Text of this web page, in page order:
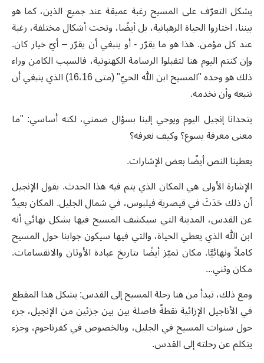
يشكل التعرّف على المسيح رغبة عميقة عند جميع الذين، كما هو
بيننا، اختاروا الحياة الرهبانية، بل أيضًا، وتحت أشكال مختلفة، رغبة
عند كل مؤمن. هذا هو ما يقرّر - أو ينبغي أن يقرّر – أيّ خيار كان.
وإن كنتم اليوم هنا لتقبلوا الرسامة الكهنوتية، فالسبب الكامن وراء
ذلك هو وحده "المسيح ابن الله الحيّ" (متى16،16) الذي ينبغي أن
نتبعه وأن نخدمه.
يتحدانا إنجيل اليوم ويوحي إلينا بسؤال ضمني، لكنه أساسي: "ما
معنى معرفة يسوع؟ وكيف نعرفه؟
يعطينا النص أيضًا بعض الإشارات.
الإشارة الأولى هي المكان الذي يتم فيه هذا الحدث. يقول الإنجيل
أن ذلك حَدَثَ في قيصرية فيلبوس، في شمال الجليل. المكان بعيدٌ
عن القدس، المدينة التي سيكشف المسيح فيها بشكل نهائي أنه
ابن الله الذي يعطي الحياة، والتي فيها سيكون جوابنا حول المسيح
كاملاً ونهائيَّا. مكان تميّز أيضًا بتاريخ عبادة الأوثان والانقسامات.
مكان وثني...
ومع ذلك، تبدأ من هنا رحلة المسيح إلى القدس: يشكل هذا المقطع
في الأناجيل الإزائية نقطةً فاصلة بين بين جزئين من الإنجيل، جزء
حول سنوات المسيح في الجليل، وبالخصوص في كفرناحوم، وجزء
يتكلم عن رحلته إلى القدس.